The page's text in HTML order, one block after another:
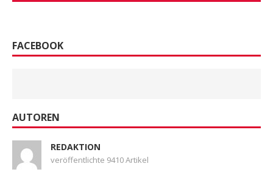
FACEBOOK
AUTOREN
REDAKTION
veröffentlichte 9410 Artikel